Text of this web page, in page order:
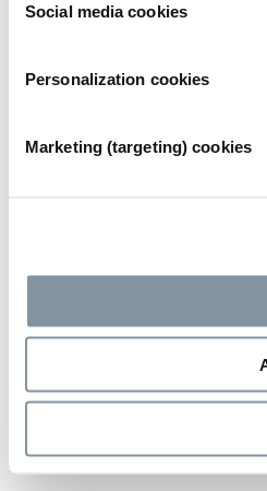
Social media cookies
Personalization cookies
Marketing (targeting) cookies
Pilot plantaardig restaurant
succes
Previous
3
10
Evenementen bij RAI